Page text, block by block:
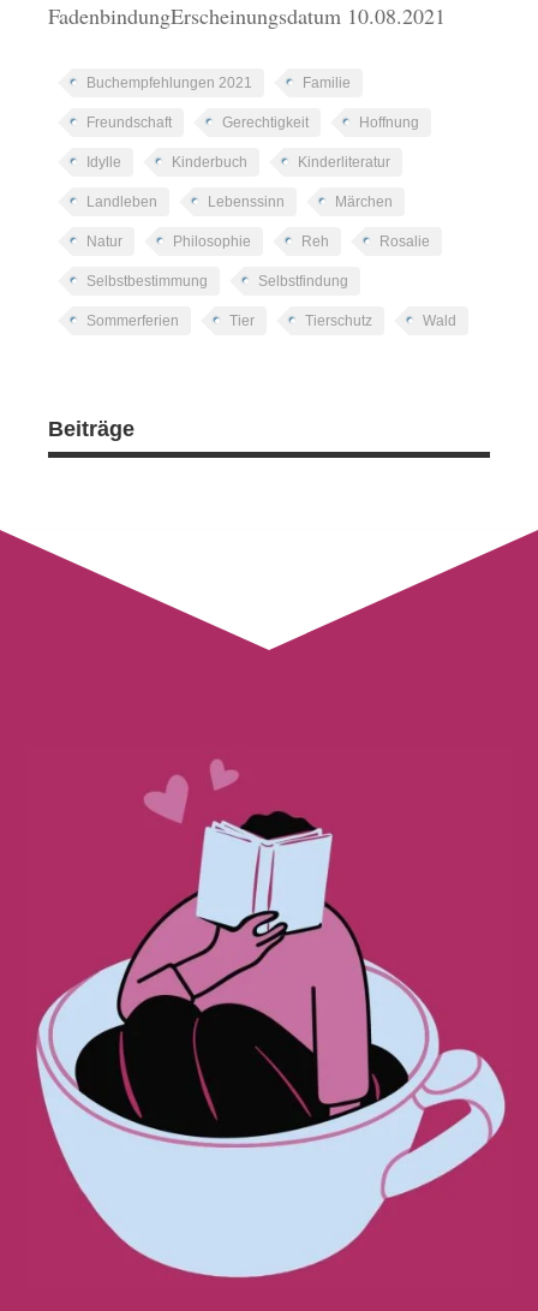
FadenbindungErscheinungsdatum 10.08.2021
Buchempfehlungen 2021 Familie
Freundschaft Gerechtigkeit Hoffnung
Idylle Kinderbuch Kinderliteratur
Landleben Lebenssinn Märchen
Natur Philosophie Reh Rosalie
Selbstbestimmung Selbstfindung
Sommerferien Tier Tierschutz Wald
Beiträge